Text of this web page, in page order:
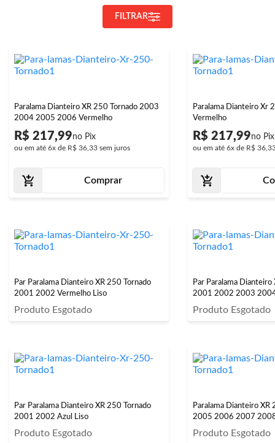
FILTRAR
Paralama Dianteiro XR 250 Tornado 2003
2004 2005 2006 Vermelho
R$ 217,99
ou em até 6x de R$ 36,33 sem juros
Comprar
Paralama Dianteiro Xr
Vermelho
R$ 217,99
ou em até 6x de R$
Par Paralama Dianteiro XR 250 Tornado
2001 2002 Vermelho Liso
Produto Esgotado
Par Paralama Dianteiro
2001 2002 2003 2004
Produto Esgotado
Par Paralama Dianteiro XR 250 Tornado
2001 2002 Azul Liso
Produto Esgotado
Paralama Dianteiro
2005 2006 2007
Produto Esgotado